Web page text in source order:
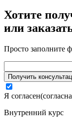
Хотите
или
Просто заполните
Я
Внутренний курс